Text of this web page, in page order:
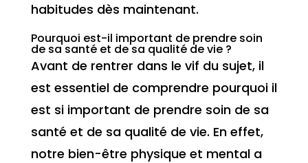
habitudes dès maintenant.
Pourquoi est-il important de prendre soin
de sa santé et de sa qualité de vie ?
Avant de rentrer dans le vif du sujet, il
est essentiel de comprendre pourquoi il
est si important de prendre soin de sa
santé et de sa qualité de vie. En effet,
notre bien-être physique et mental a